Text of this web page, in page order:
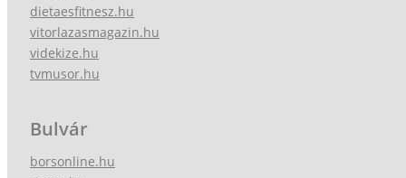
dietaesfitnesz.hu
vitorlazasmagazin.hu
videkize.hu
tvmusor.hu
Bulvár
borsonline.hu